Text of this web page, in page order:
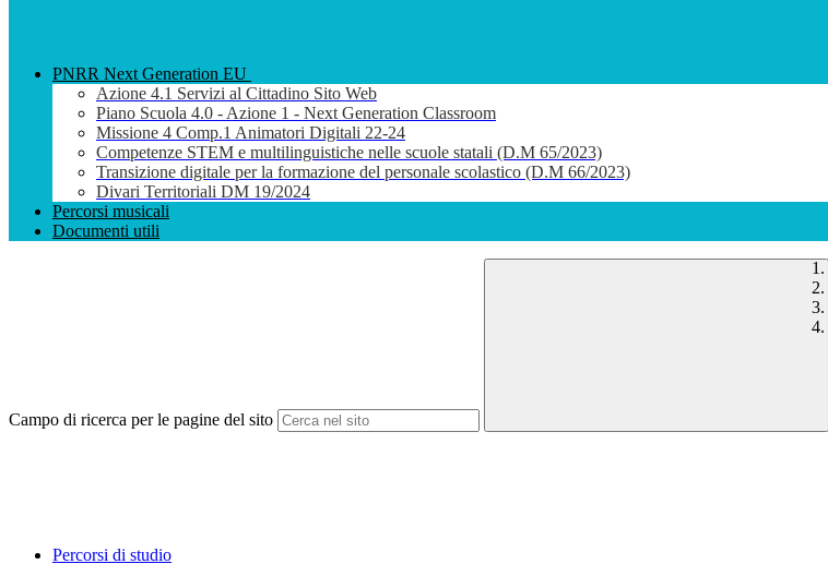
PNRR Next Generation EU
Azione 4.1 Servizi al Cittadino Sito Web
Piano Scuola 4.0 - Azione 1 - Next Generation Classroom
Missione 4 Comp.1 Animatori Digitali 22-24
Competenze STEM e multilinguistiche nelle scuole statali (D.M 65/2023)
Transizione digitale per la formazione del personale scolastico (D.M 66/2023)
Divari Territoriali DM 19/2024
Percorsi musicali
Documenti utili
Campo di ricerca per le pagine del sito
Percorsi di studio